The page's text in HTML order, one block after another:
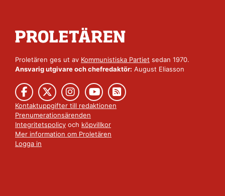
Proletären ges ut av Kommunistiska Partiet sedan 1970.
Ansvarig utgivare och chefredaktör: August Eliasson
Kontaktuppgifter till redaktionen
Prenumerationsärenden
Integritetspolicy och köpvillkor
Mer information om Proletären
Logga in